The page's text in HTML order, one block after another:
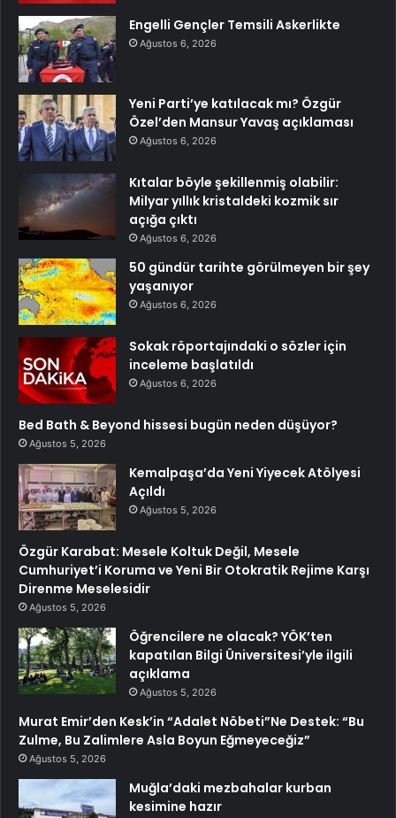
Engelli Gençler Temsili Askerlikte
Ağustos 6, 2026
Yeni Parti’ye katılacak mı? Özgür
Özel’den Mansur Yavaş açıklaması
Ağustos 6, 2026
Kıtalar böyle şekillenmiş olabilir:
Milyar yıllık kristaldeki kozmik sır
açığa çıktı
Ağustos 6, 2026
50 gündür tarihte görülmeyen bir şey
yaşanıyor
Ağustos 6, 2026
Sokak röportajındaki o sözler için
inceleme başlatıldı
Ağustos 6, 2026
Bed Bath & Beyond hissesi bugün neden düşüyor?
Ağustos 5, 2026
Kemalpaşa’da Yeni Yiyecek Atölyesi
Açıldı
Ağustos 5, 2026
Özgür Karabat: Mesele Koltuk Değil, Mesele
Cumhuriyet’i Koruma ve Yeni Bir Otokratik Rejime Karşı
Direnme Meselesidir
Ağustos 5, 2026
Öğrencilere ne olacak? YÖK’ten
kapatılan Bilgi Üniversitesi’yle ilgili
açıklama
Ağustos 5, 2026
Murat Emir’den Kesk’in “Adalet Nöbeti”Ne Destek: “Bu
Zulme, Bu Zalimlere Asla Boyun Eğmeyeceğiz”
Ağustos 5, 2026
Muğla’daki mezbahalar kurban
kesimine hazır